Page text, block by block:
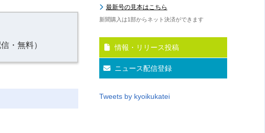
・無料）
最新号の見本はこちら
新聞購入は1部からネット決済ができます
情報・リリース投稿
ニュース配信登録
Tweets by kyoikukatei